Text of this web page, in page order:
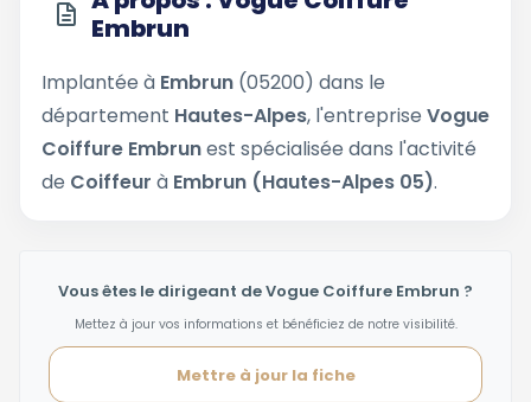
Embrun
Implantée à Embrun (05200) dans le
département Hautes-Alpes, l'entreprise Vogue
Coiffure Embrunest spécialisée dans l'activité
de Coiffeur à Embrun (Hautes-Alpes 05).
Vous êtes le dirigeant de Vogue Coiffure Embrun ?
Mettez à jour vos informations et bénéficiez de notre visibilité.
Mettre à jour la fiche